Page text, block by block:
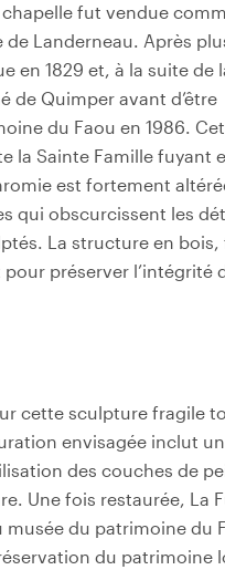
fut vendue
Landerneau. Après
en 1829 et, à la suite de
de Quimper avant d’être
du Faou en 1986.
la Sainte Famille fuyant
est fortement
qui obscurcissent les
La structure en
préserver l’intégrité
cette sculpture fragile
envisagée inclut
des couches de
Une fois restaurée, La
musée du patrimoine du
du patrimoine